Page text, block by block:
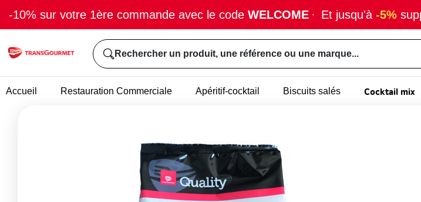
-10% sur votre 1ère commande avec le code WELCOME · Et jusqu'à -5%
Rechercher un produit, une référence ou une marque...
Accueil Restauration Commerciale Apéritif-cocktail Biscuits salés Cocktail mix